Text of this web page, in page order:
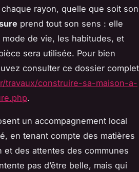
rayon, quelle que soit son
prend tout son sens : elle
de vie, les habitudes, et
sera utilisée. Pour bien
consulter ce dossier complet
travaux/construire-sa-maison-a-
.
un accompagnement local
en tenant compte des matières
et des attentes des communes
pas d’être belle, mais qui